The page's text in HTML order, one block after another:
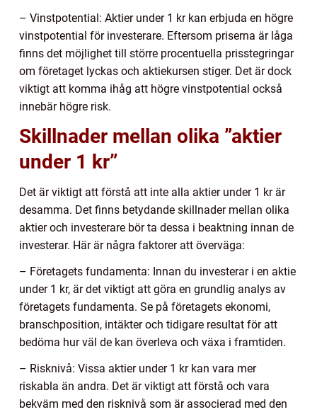
– Vinstpotential: Aktier under 1 kr kan erbjuda en högre
vinstpotential för investerare. Eftersom priserna är låga
finns det möjlighet till större procentuella prisstegringar
om företaget lyckas och aktiekursen stiger. Det är dock
viktigt att komma ihåg att högre vinstpotential också
innebär högre risk.
Skillnader mellan olika ”aktier
under 1 kr”
Det är viktigt att förstå att inte alla aktier under 1 kr är
desamma. Det finns betydande skillnader mellan olika
aktier och investerare bör ta dessa i beaktning innan de
investerar. Här är några faktorer att överväga:
– Företagets fundamenta: Innan du investerar i en aktie
under 1 kr, är det viktigt att göra en grundlig analys av
företagets fundamenta. Se på företagets ekonomi,
branschposition, intäkter och tidigare resultat för att
bedöma hur väl de kan överleva och växa i framtiden.
– Risknivå: Vissa aktier under 1 kr kan vara mer
riskabla än andra. Det är viktigt att förstå och vara
bekväm med den risknivå som är associerad med den